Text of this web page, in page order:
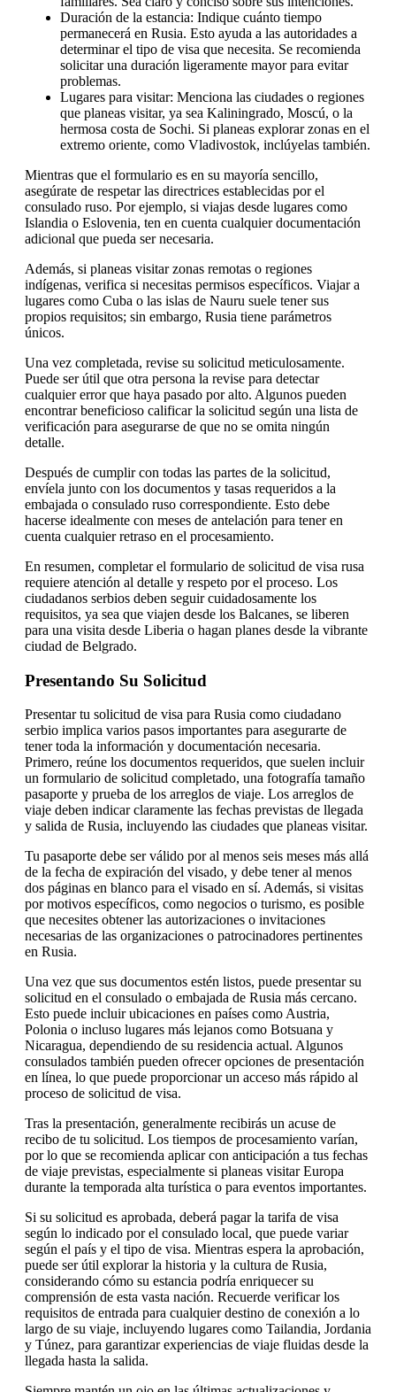
Duración de la estancia: Indique cuánto tiempo
permanecerá en Rusia. Esto ayuda a las autoridades a
determinar el tipo de visa que necesita. Se recomienda
solicitar una duración ligeramente mayor para evitar
problemas.
Lugares para visitar: Menciona las ciudades o regiones
que planeas visitar, ya sea Kaliningrado, Moscú, o la
hermosa costa de Sochi. Si planeas explorar zonas en el
extremo oriente, como Vladivostok, inclúyelas también.
Mientras que el formulario es en su mayoría sencillo,
asegúrate de respetar las directrices establecidas por el
consulado ruso. Por ejemplo, si viajas desde lugares como
Islandia o Eslovenia, ten en cuenta cualquier documentación
adicional que pueda ser necesaria.
Además, si planeas visitar zonas remotas o regiones
indígenas, verifica si necesitas permisos específicos. Viajar a
lugares como Cuba o las islas de Nauru suele tener sus
propios requisitos; sin embargo, Rusia tiene parámetros
únicos.
Una vez completada, revise su solicitud meticulosamente.
Puede ser útil que otra persona la revise para detectar
cualquier error que haya pasado por alto. Algunos pueden
encontrar beneficioso calificar la solicitud según una lista de
verificación para asegurarse de que no se omita ningún
detalle.
Después de cumplir con todas las partes de la solicitud,
envíela junto con los documentos y tasas requeridos a la
embajada o consulado ruso correspondiente. Esto debe
hacerse idealmente con meses de antelación para tener en
cuenta cualquier retraso en el procesamiento.
En resumen, completar el formulario de solicitud de visa rusa
requiere atención al detalle y respeto por el proceso. Los
ciudadanos serbios deben seguir cuidadosamente los
requisitos, ya sea que viajen desde los Balcanes, se liberen
para una visita desde Liberia o hagan planes desde la vibrante
ciudad de Belgrado.
Presentando Su Solicitud
Presentar tu solicitud de visa para Rusia como ciudadano
serbio implica varios pasos importantes para asegurarte de
tener toda la información y documentación necesaria.
Primero, reúne los documentos requeridos, que suelen incluir
un formulario de solicitud completado, una fotografía tamaño
pasaporte y prueba de los arreglos de viaje. Los arreglos de
viaje deben indicar claramente las fechas previstas de llegada
y salida de Rusia, incluyendo las ciudades que planeas visitar.
Tu pasaporte debe ser válido por al menos seis meses más allá
de la fecha de expiración del visado, y debe tener al menos
dos páginas en blanco para el visado en sí. Además, si visitas
por motivos específicos, como negocios o turismo, es posible
que necesites obtener las autorizaciones o invitaciones
necesarias de las organizaciones o patrocinadores pertinentes
en Rusia.
Una vez que sus documentos estén listos, puede presentar su
solicitud en el consulado o embajada de Rusia más cercano.
Esto puede incluir ubicaciones en países como Austria,
Polonia o incluso lugares más lejanos como Botsuana y
Nicaragua, dependiendo de su residencia actual. Algunos
consulados también pueden ofrecer opciones de presentación
en línea, lo que puede proporcionar un acceso más rápido al
proceso de solicitud de visa.
Tras la presentación, generalmente recibirás un acuse de
recibo de tu solicitud. Los tiempos de procesamiento varían,
por lo que se recomienda aplicar con anticipación a tus fechas
de viaje previstas, especialmente si planeas visitar Europa
durante la temporada alta turística o para eventos importantes.
Si su solicitud es aprobada, deberá pagar la tarifa de visa
según lo indicado por el consulado local, que puede variar
según el país y el tipo de visa. Mientras espera la aprobación,
puede ser útil explorar la historia y la cultura de Rusia,
considerando cómo su estancia podría enriquecer su
comprensión de esta vasta nación. Recuerde verificar los
requisitos de entrada para cualquier destino de conexión a lo
largo de su viaje, incluyendo lugares como Tailandia, Jordania
y Túnez, para garantizar experiencias de viaje fluidas desde la
llegada hasta la salida.